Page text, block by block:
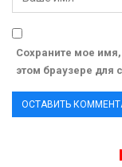
Сохраните мое
этом браузере для